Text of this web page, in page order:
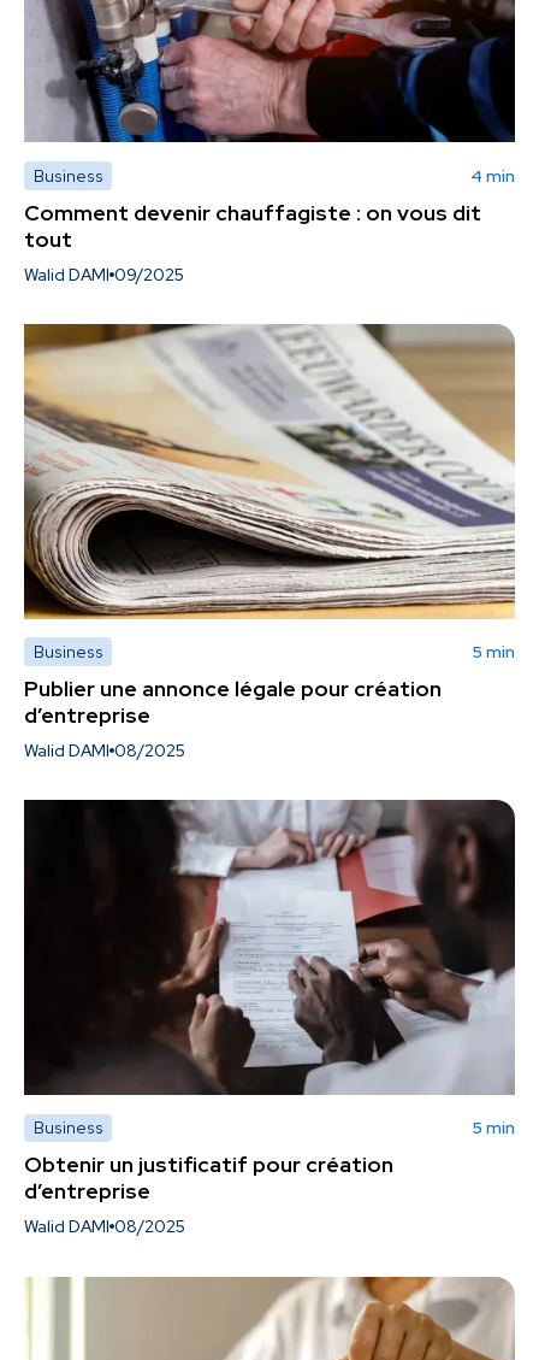
Business 4 min
Comment devenir chauffagiste : on vous dit
tout
Walid DAMI 09/2025
Business 5 min
Publier une annonce légale pour création
d’entreprise
Walid DAMI 08/2025
Business 5 min
Obtenir un justificatif pour création
d’entreprise
Walid DAMI 08/2025